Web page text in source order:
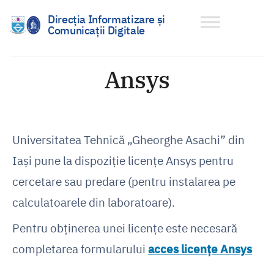
Direcția Informatizare și
Comunicații Digitale
Ansys
Universitatea Tehnică „Gheorghe Asachi” din
Iași pune la dispoziție licențe Ansys pentru
cercetare sau predare (pentru instalarea pe
calculatoarele din laboratoare).
Pentru obținerea unei licențe este necesară
completarea formularului acces licențe Ansys